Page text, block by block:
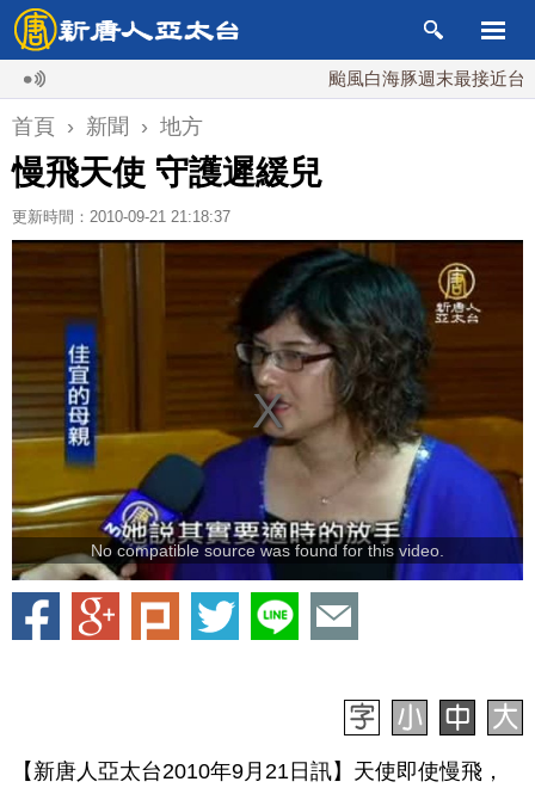
颱風白海豚週末最接近台灣 最
首頁 › 新聞 › 地方
慢飛天使 守護遲緩兒
更新時間：2010-09-21 21:18:37
No compatible source was found for this video.
【新唐人亞太台2010年9月21日訊】天使即使慢飛，